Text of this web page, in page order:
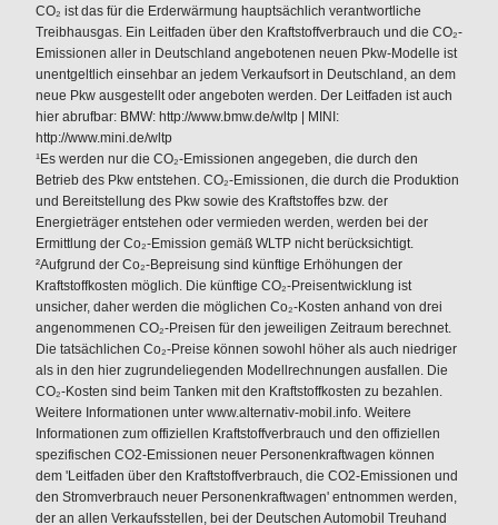
CO₂ ist das für die Erderwärmung hauptsächlich verantwortliche
Treibhausgas. Ein Leitfaden über den Kraftstoffverbrauch und die CO₂-
Emissionen aller in Deutschland angebotenen neuen Pkw-Modelle ist
unentgeltlich einsehbar an jedem Verkaufsort in Deutschland, an dem
neue Pkw ausgestellt oder angeboten werden. Der Leitfaden ist auch
hier abrufbar: BMW: http://www.bmw.de/wltp | MINI:
http://www.mini.de/wltp
¹Es werden nur die CO₂-Emissionen angegeben, die durch den
Betrieb des Pkw entstehen. CO₂-Emissionen, die durch die Produktion
und Bereitstellung des Pkw sowie des Kraftstoffes bzw. der
Energieträger entstehen oder vermieden werden, werden bei der
Ermittlung der Co₂-Emission gemäß WLTP nicht berücksichtigt.
²Aufgrund der Co₂-Bepreisung sind künftige Erhöhungen der
Kraftstoffkosten möglich. Die künftige CO₂-Preisentwicklung ist
unsicher, daher werden die möglichen Co₂-Kosten anhand von drei
angenommenen CO₂-Preisen für den jeweiligen Zeitraum berechnet.
Die tatsächlichen Co₂-Preise können sowohl höher als auch niedriger
als in den hier zugrundeliegenden Modellrechnungen ausfallen. Die
CO₂-Kosten sind beim Tanken mit den Kraftstoffkosten zu bezahlen.
Weitere Informationen unter www.alternativ-mobil.info. Weitere
Informationen zum offiziellen Kraftstoffverbrauch und den offiziellen
spezifischen CO2-Emissionen neuer Personenkraftwagen können
dem 'Leitfaden über den Kraftstoffverbrauch, die CO2-Emissionen und
den Stromverbrauch neuer Personenkraftwagen' entnommen werden,
der an allen Verkaufsstellen, bei der Deutschen Automobil Treuhand